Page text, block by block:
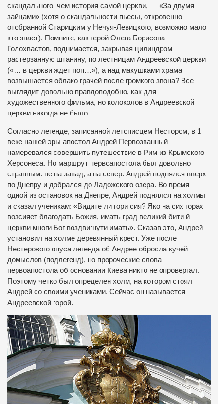
скандального, чем история самой церкви, — «За двумя
зайцами» (хотя о скандальности пьесы, откровенно
отобранной Старицким у Нечуя-Левицкого, возможно мало
кто знает). Помните, как герой Олега Борисова
Голохвастов, поднимается, закрывая цилиндром
растерзанную штанину, по лестницам Андреевской церкви
(«… в церкви ждет поп…»), а над макушками храма
возвышается облако грачей после громкого звона? Все
выглядит довольно правдоподобно, как для
художественного фильма, но колоколов в Андреевской
церкви никогда не было…
Согласно легенде, записанной летописцем Нестором, в 1
веке нашей эры апостол Андрей Первозванный
намеревался совершить путешествие в Рим из Крымского
Херсонеса. Но маршрут первоапостола был довольно
странным: не на запад, а на север. Андрей поднялся вверх
по Днепру и добрался до Ладожского озера. Во время
одной из остановок на Днепре, Андрей поднялся на холмы
и сказал ученикам: «Видите ли гори сия? Яко на сих горах
возсияет благодать Божия, имать град великий бити й
церкви многи Бог воздвигнути имать». Сказав это, Андрей
установил на холме деревянный крест. Уже после
Нестерового опуса легенда об Андрее обросла кучей
домыслов (подлегенд), но пророческие слова
первоапостола об основании Киева никто не опровергал.
Поэтому четко был определен холм, на котором стоял
Андрей со своими учениками. Сейчас он называется
Андреевской горой.